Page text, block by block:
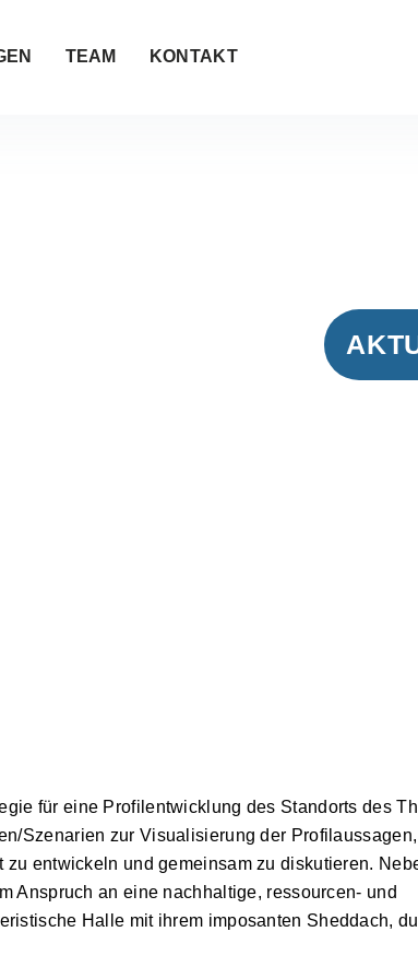
TEAM KONTAKT
für eine Profilentwicklung des Standorts des
Szenarien zur Visualisierung der Profilaussagen,
entwickeln und gemeinsam zu diskutieren.
Anspruch an eine nachhaltige, ressourcen- und
Halle mit ihrem imposanten Sheddach,